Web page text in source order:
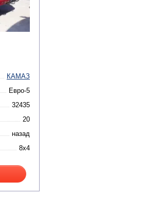
КАМАЗ
Евро-5
32435
20
назад
8x4